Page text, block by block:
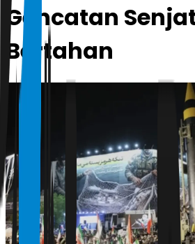
Gencatan
Bertahan